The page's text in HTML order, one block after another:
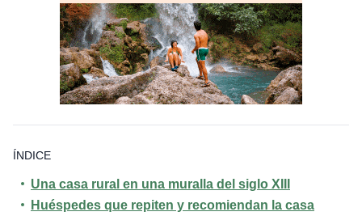
ÍNDICE
Una casa rural en una muralla del siglo XIII
Huéspedes que repiten y recomiendan la casa